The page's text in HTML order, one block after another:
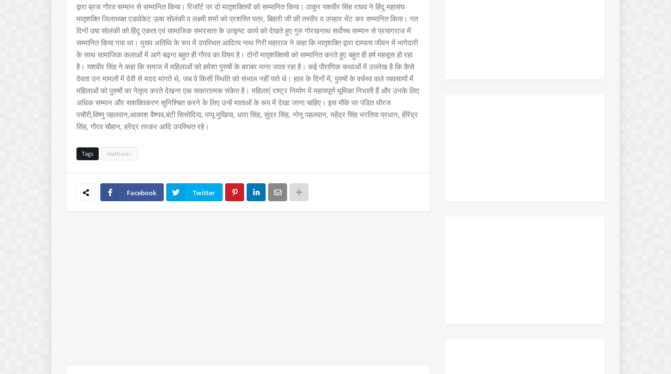
द्वारा ब्रज गौरव सम्मान से सम्मानित किया। रिजॉर्ट पर दो मातृशक्तियों को सम्मानित किया। ठाकुर यशवीर सिंह राघव ने हिंदू महासंघ
मातृशक्ति जिलाध्यक्ष एडवोकेट ऊषा सोलंकी व लक्ष्मी शर्मा को प्रशस्ति पत्र, बिहारी जी की तस्वीर व उपहार भेंट कर सम्मानित किया। गत
दिनों उषा सोलंकी को हिंदू एकता एवं सामाजिक समरसता के उत्कृष्ट कार्य को देखते हुए गुरु गोरखनाथ सर्वोच्च सम्मान से प्रयागराज में
सम्मानित किया गया था। मुख्य अतिथि के रूप में उपस्थित आदित्य नाथ गिरी महाराज ने कहा कि मातृशक्ति द्वारा दाम्पत्य जीवन में भागेदारी
के साथ सामाजिक कलाओं में आगे बढ़ना बहुत ही गौरव का विषय है। दोनों मातृशक्तियो को सम्मानित करते हुए बहुत ही हर्ष महसूस हो रहा
है। यशवीर सिंह ने कहा कि समाज में महिलाओं को हमेशा पुरुषों के बराबर माना जाता रहा है। कई पौराणिक कथाओं में उल्लेख है कि कैसे
देवता उन मामलों में देवी से मदद मांगते थे, जब वे किसी स्थिति को संभाल नहीं पाते थे। हाल के दिनों में, पुरुषों के वर्चस्व वाले व्यवसायों में
महिलाओं को पुरुषों का नेतृत्व करते देखना एक सकारात्मक संकेत है। महिलाएं राष्ट्र निर्माण में महत्वपूर्ण भूमिका निभाती हैं और उनके लिए
अधिक सम्मान और सशक्तिकरण सुनिश्चित करने के लिए उन्हें माताओं के रूप में देखा जाना चाहिए। इस मौके पर पंडित धीरज
पचौरी,विष्णु पहलवान,आकाश वैष्णव,बंटी सिसोदिया, पप्पू मुखिया, धारा सिंह, सुंदर सिंह, नोनू पहलवान, महेंद्र सिंह भरतिया प्रधान, हीरेंद्र
सिंह, गौरव चौहान, हरेंद्र तरकर आदि उपस्थित रहे।
Tags mathura।
Facebook Twitter